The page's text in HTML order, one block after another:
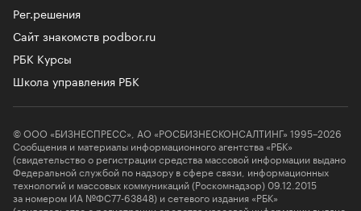
Рег.решения
Сайт знакомств podbor.ru
РБК Курсы
Школа управления РБК
© ООО «БИЗНЕСПРЕСС», АО «РОСБИЗНЕСКОНСАЛТИНГ» 1995–2026
Сообщения и материалы информационного агентства «РБК»
(свидетельство о регистрации средства массовой информации выдано
Федеральной службой по надзору в сфере связи, информационных
технологий и массовых коммуникаций (Роскомнадзор) 09.12.2015
за номером ИА №ФС77-63848) и сетевого издания «РБК»